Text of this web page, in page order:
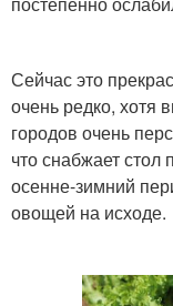
Сейчас это
очень редко, хотя
городов очень
что снабжает стол
осенне-зимний
овощей на исходе.